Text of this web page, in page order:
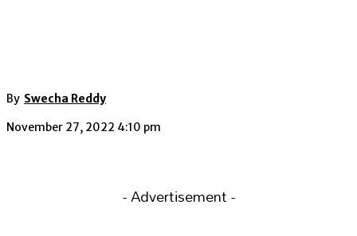
By Swecha Reddy
November 27, 2022 4:10 pm
- Advertisement -